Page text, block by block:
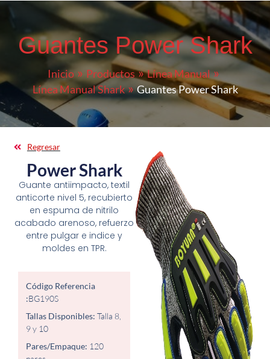
Guantes Power Shark
Inicio Productos
Línea Manual
Línea Manual Shark
Guantes Power Shark
Power Shark
Guante antiimpacto, textil
anticorte nivel 5, recubierto
en espuma de nitrilo
acabado arenoso, refuerzo
entre pulgar e indice y
moldes en TPR.
Código Referencia
:BG190S
Tallas Disponibles:Talla 8,
9 y 10
Pares/Empaque: 120
Regresar